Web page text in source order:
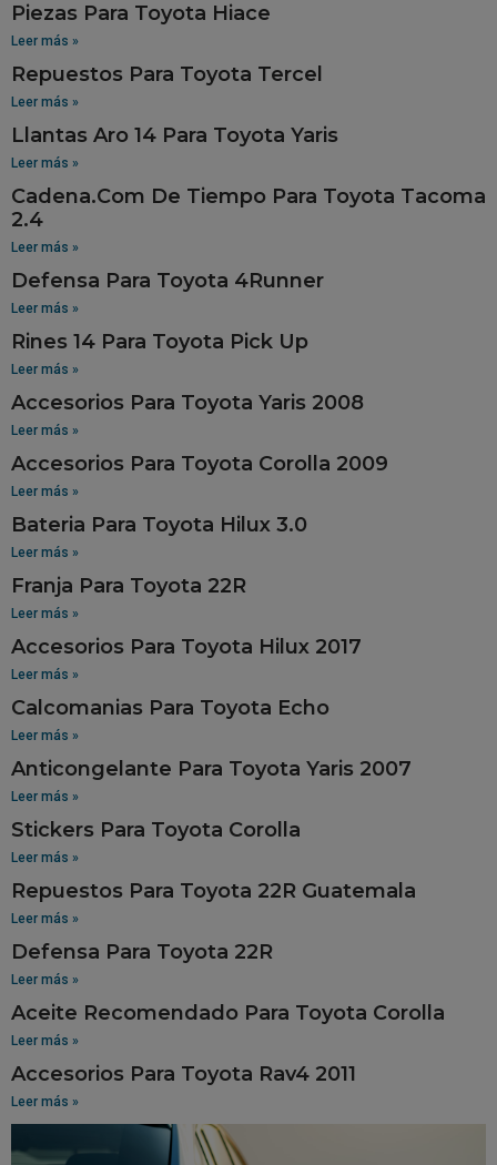
Piezas Para Toyota Hiace
Leer más »
Repuestos Para Toyota Tercel
Leer más »
Llantas Aro 14 Para Toyota Yaris
Leer más »
Cadena.Com De Tiempo Para Toyota Tacoma
2.4
Leer más »
Defensa Para Toyota 4Runner
Leer más »
Rines 14 Para Toyota Pick Up
Leer más »
Accesorios Para Toyota Yaris 2008
Leer más »
Accesorios Para Toyota Corolla 2009
Leer más »
Bateria Para Toyota Hilux 3.0
Leer más »
Franja Para Toyota 22R
Leer más »
Accesorios Para Toyota Hilux 2017
Leer más »
Calcomanias Para Toyota Echo
Leer más »
Anticongelante Para Toyota Yaris 2007
Leer más »
Stickers Para Toyota Corolla
Leer más »
Repuestos Para Toyota 22R Guatemala
Leer más »
Defensa Para Toyota 22R
Leer más »
Aceite Recomendado Para Toyota Corolla
Leer más »
Accesorios Para Toyota Rav4 2011
Leer más »